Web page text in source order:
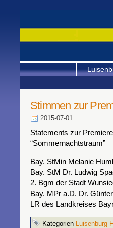
Stimmen zur
2015-07-01
Statements zur
“Sommernachtstraum”
Bay. StMin Melanie Huml
Bay. StM Dr. Ludwig
2. Bgm der Stadt
Bay. MPr a.D. Dr.
LR des Landkreises
Kategorien Luisenburg